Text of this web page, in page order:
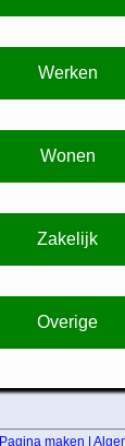
Werken
Wonen
Zakelijk
Overige
Pagina maken